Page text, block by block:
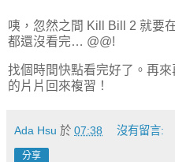
咦，忽然之間 Kill Bill 2 就要
都還沒看完… @@!
找個時間快點看完好了。再
的片片回來複習！
Ada Hsu 於 07:38 沒有留言:
分享